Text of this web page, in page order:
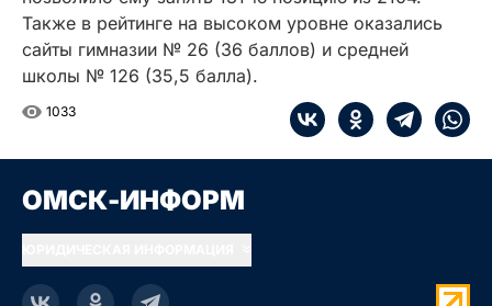
Также в рейтинге на высоком уровне оказались
сайты гимназии № 26 (36 баллов) и средней
школы № 126 (35,5 балла).
1033
ОМСК-ИНФОРМ